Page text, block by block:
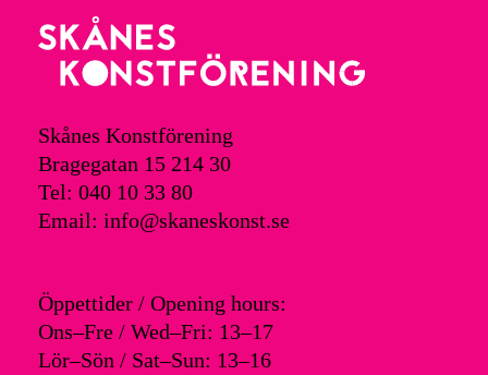
Skånes Konstförening
Bragegatan 15 214 30
Tel: 040 10 33 80
Email: info@skaneskonst.se
Öppettider / Opening hours:
Ons–Fre / Wed–Fri: 13–17
Lör–Sön / Sat–Sun: 13–16